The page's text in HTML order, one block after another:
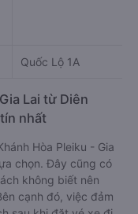
Quốc Lộ 1A
Lai từ Diên
nhất
Hòa Pleiku - Gia
chọn. Đây cũng có
không biết nên
cạnh đó, việc đảm